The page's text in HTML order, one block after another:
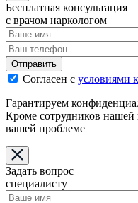
Бесплатная консультация
с врачом наркологом
Отправить
Согласен с условиями
Гарантируем
Кроме сотрудников нашей
вашей проблеме
Задать вопрос
специалисту